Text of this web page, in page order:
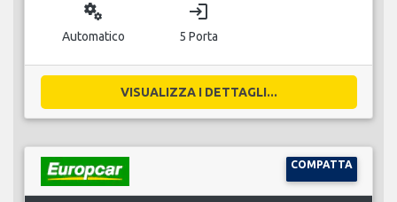
miscellaneous_services
Automatico
login
5 Porta
VISUALIZZA I DETTAGLI...
COMPATTA